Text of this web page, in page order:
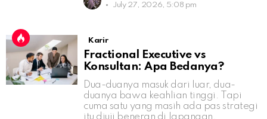
July 27, 2026, 5:08 pm
Karir
Fractional Executive vs
Konsultan: Apa Bedanya?
Dua-duanya masuk dari luar, dua-
duanya bawa keahlian tinggi. Tapi
cuma satu yang masih ada pas strategi
itu diuji beneran di lapangan.